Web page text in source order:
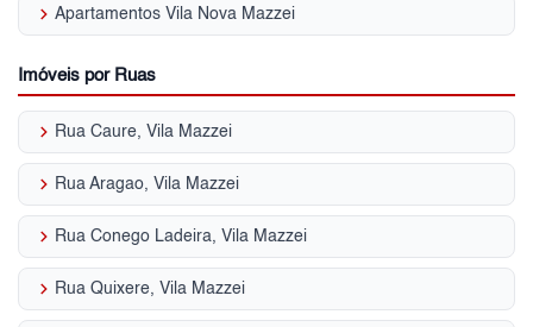
keyboard_arrow_right Apartamentos Vila Nova Mazzei
Imóveis por Ruas
keyboard_arrow_right Rua Caure, Vila Mazzei
keyboard_arrow_right Rua Aragao, Vila Mazzei
keyboard_arrow_right Rua Conego Ladeira, Vila Mazzei
keyboard_arrow_right Rua Quixere, Vila Mazzei